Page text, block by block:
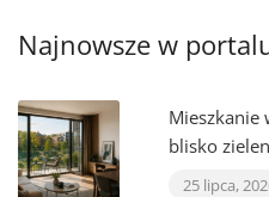
Najnowsze w
Mieszkanie
blisko
25 lipca,